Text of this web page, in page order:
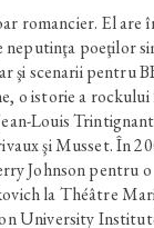
romancier. El are
neputinţa poeţilor
şi scenarii pentru
o istorie a rockului
Louis
şi Musset. În
Johnson pentru o
la Théâtre
University